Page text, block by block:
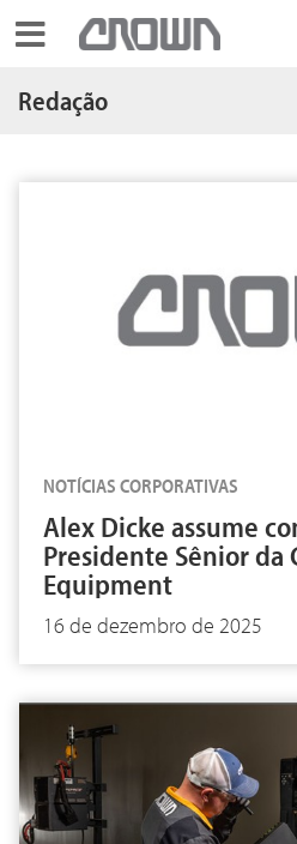
Toggle navigation
Redação
NOTÍCIAS CORPORATIVAS
Alex Dicke assume
Presidente Sênior da
Equipment
16 de dezembro de 2025